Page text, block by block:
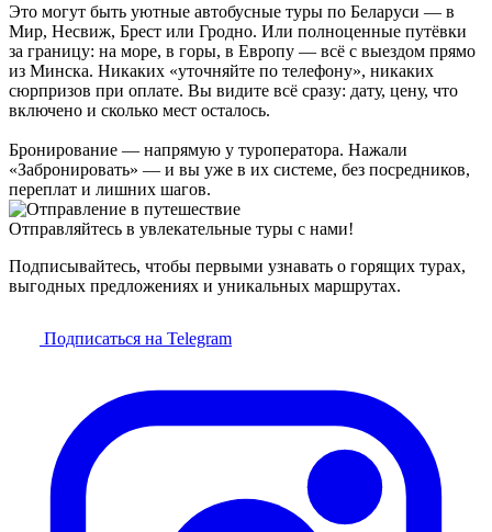
Это могут быть уютные автобусные туры по Беларуси — в
Мир, Несвиж, Брест или Гродно. Или полноценные путёвки
за границу: на море, в горы, в Европу — всё с выездом прямо
из Минска. Никаких «уточняйте по телефону», никаких
сюрпризов при оплате. Вы видите всё сразу: дату, цену, что
включено и сколько мест осталось.
Бронирование — напрямую у туроператора. Нажали
«Забронировать» — и вы уже в их системе, без посредников,
переплат и лишних шагов.
Отправляйтесь в увлекательные туры с нами!
Подписывайтесь, чтобы первыми узнавать о горящих турах,
выгодных предложениях и уникальных маршрутах.
Подписаться на Telegram